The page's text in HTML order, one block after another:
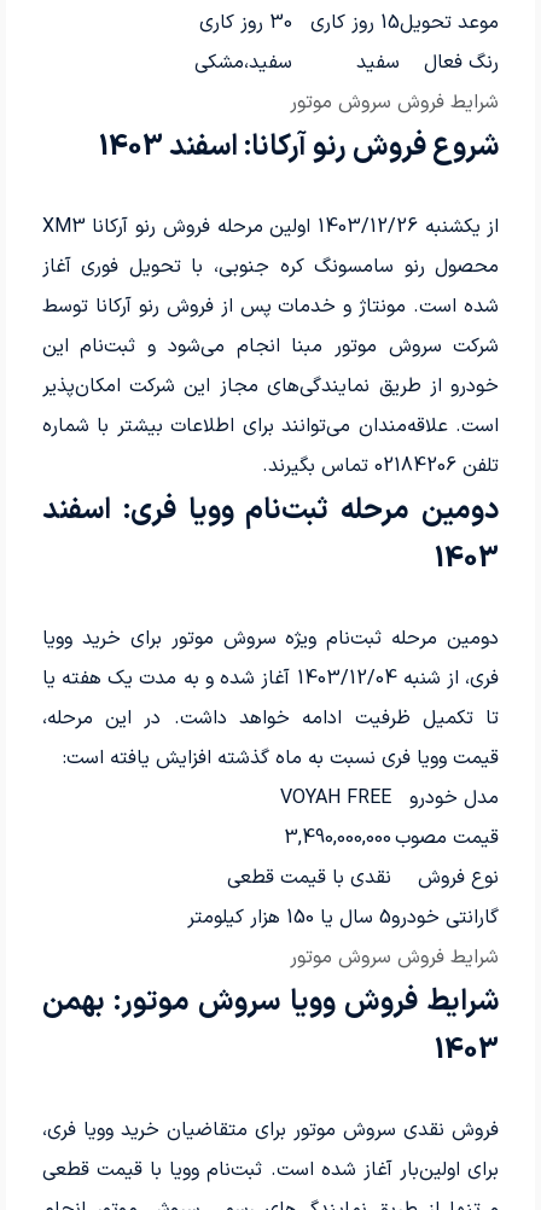
شرایط فروش سروش موتور
موعد تحویل15 روز کاری
30 روز کاری
رنگ فعال
سفید سفید،مشکی
شروع فروش رنو آرکانا: اسفند 1403
از یکشنبه 1403/12/26 اولین مرحله فروش رنو آرکانا XM3
محصول رنو سامسونگ کره جنوبی، با تحویل فوری آغاز
شده است. مونتاژ و خدمات پس از فروش رنو آرکانا توسط
شرکت سروش موتور مبنا انجام می‌شود و ثبت‌نام این
خودرو از طریق نمایندگی‌های مجاز این شرکت امکان‌پذیر
است. علاقه‌مندان می‌توانند برای اطلاعات بیشتر با شماره
تلفن 02184206 تماس بگیرند.
دومین مرحله ثبت‌نام وویا فری: اسفند
1403
دومین مرحله ثبت‌نام ویژه سروش موتور برای خرید وویا
فری، از شنبه 1403/12/04 آغاز شده و به مدت یک هفته یا
تا تکمیل ظرفیت ادامه خواهد داشت. در این مرحله،
قیمت وویا فری نسبت به ماه گذشته افزایش یافته است:
شرایط فروش سروش موتور
مدل خودرو
VOYAH FREE
قیمت مصوب3,490,000,000
نوع فروش
نقدی با قیمت قطعی
گارانتی خودرو5 سال یا 150 هزار کیلومتر
شرایط فروش وویا سروش موتور: بهمن
1403
فروش نقدی سروش موتور برای متقاضیان خرید وویا فری،
برای اولین‌بار آغاز شده است. ثبت‌نام وویا با قیمت قطعی